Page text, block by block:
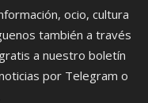
ocio, cultura
también a través
a nuestro boletín
por Telegram o